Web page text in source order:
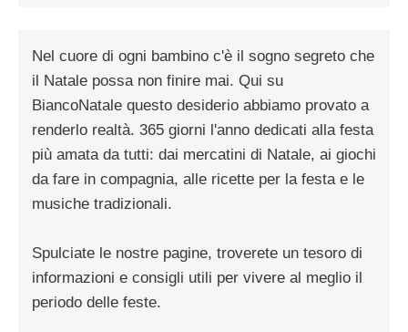
Nel cuore di ogni bambino c'è il sogno segreto che
il Natale possa non finire mai. Qui su
BiancoNatale questo desiderio abbiamo provato a
renderlo realtà. 365 giorni l'anno dedicati alla festa
più amata da tutti: dai mercatini di Natale, ai giochi
da fare in compagnia, alle ricette per la festa e le
musiche tradizionali.
Spulciate le nostre pagine, troverete un tesoro di
informazioni e consigli utili per vivere al meglio il
periodo delle feste.